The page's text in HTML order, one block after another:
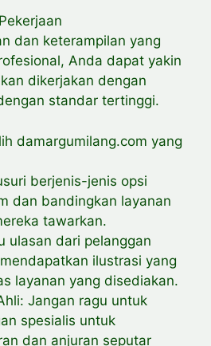
dan keterampilan yang
Anda dapat yakin
dikerjakan dengan
standar tertinggi.
damargumilang.com yang
berjenis-jenis opsi
dan bandingkan layanan
tawarkan.
ulasan dari pelanggan
ilustrasi yang
layanan yang disediakan.
Jangan ragu untuk
spesialis untuk
dan anjuran seputar